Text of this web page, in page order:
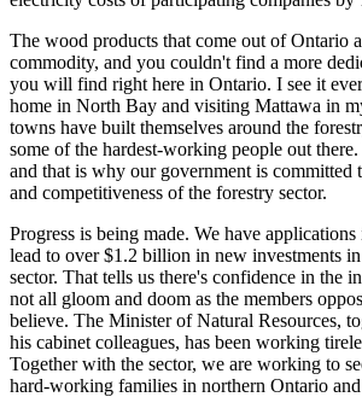
The wood products that come out of Ontario
commodity, and you couldn't find a more
you will find right here in Ontario. I see it
home in North Bay and visiting Mattawa in
towns have built themselves around the
some of the hardest-working people out
and that is why our government is committed
and competitiveness of the forestry sector.
Progress is being made. We have
lead to over $1.2 billion in new investments
sector. That tells us there's confidence in the
not all gloom and doom as the members
believe. The Minister of Natural Resources,
his cabinet colleagues, has been working
Together with the sector, we are working to
hard-working families in northern Ontario